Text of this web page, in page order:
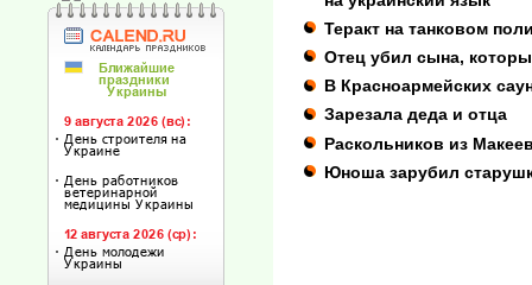
Теракт на танковом
Отец убил сына,
В Красноармейских
Зарезала деда и отца
Раскольников из
Юноша зарубил